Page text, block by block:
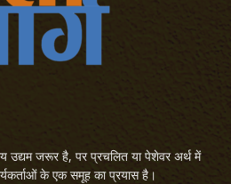
उद्यम जरूर है, पर प्रचलित या पेशेवर अर्थ में
के एक समूह का प्रयास है।